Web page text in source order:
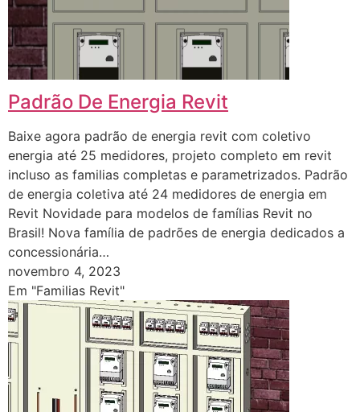
Padrão De Energia Revit
Baixe agora padrão de energia revit com coletivo
energia até 25 medidores, projeto completo em revit
incluso as familias completas e parametrizados. Padrão
de energia coletiva até 24 medidores de energia em
Revit Novidade para modelos de famílias Revit no
Brasil! Nova família de padrões de energia dedicados a
concessionária…
novembro 4, 2023
Em "Familias Revit"